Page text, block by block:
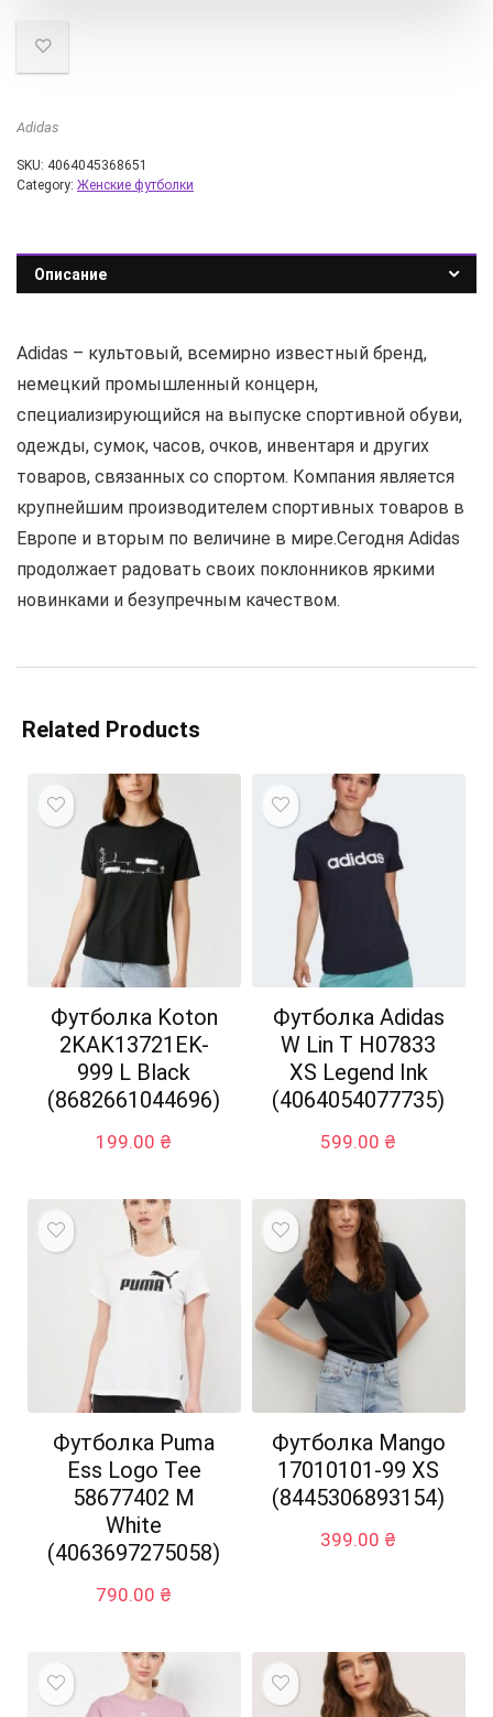
Adidas
SKU: 4064045368651
Category: Женские футболки
Описание
Adidas – культовый, всемирно известный бренд,
немецкий промышленный концерн,
специализирующийся на выпуске спортивной обуви,
одежды, сумок, часов, очков, инвентаря и других
товаров, связанных со спортом. Компания является
крупнейшим производителем спортивных товаров в
Европе и вторым по величине в мире.Сегодня Adidas
продолжает радовать своих поклонников яркими
новинками и безупречным качеством.
Related Products
Футболка Koton
2KAK13721EK-
999 L Black
(8682661044696)
199.00 ₴
Футболка Adidas
W Lin T H07833
XS Legend Ink
(4064054077735)
599.00 ₴
Футболка Puma
Ess Logo Tee
58677402 M
White
(4063697275058)
790.00 ₴
Футболка Mango
17010101-99 XS
(8445306893154)
399.00 ₴